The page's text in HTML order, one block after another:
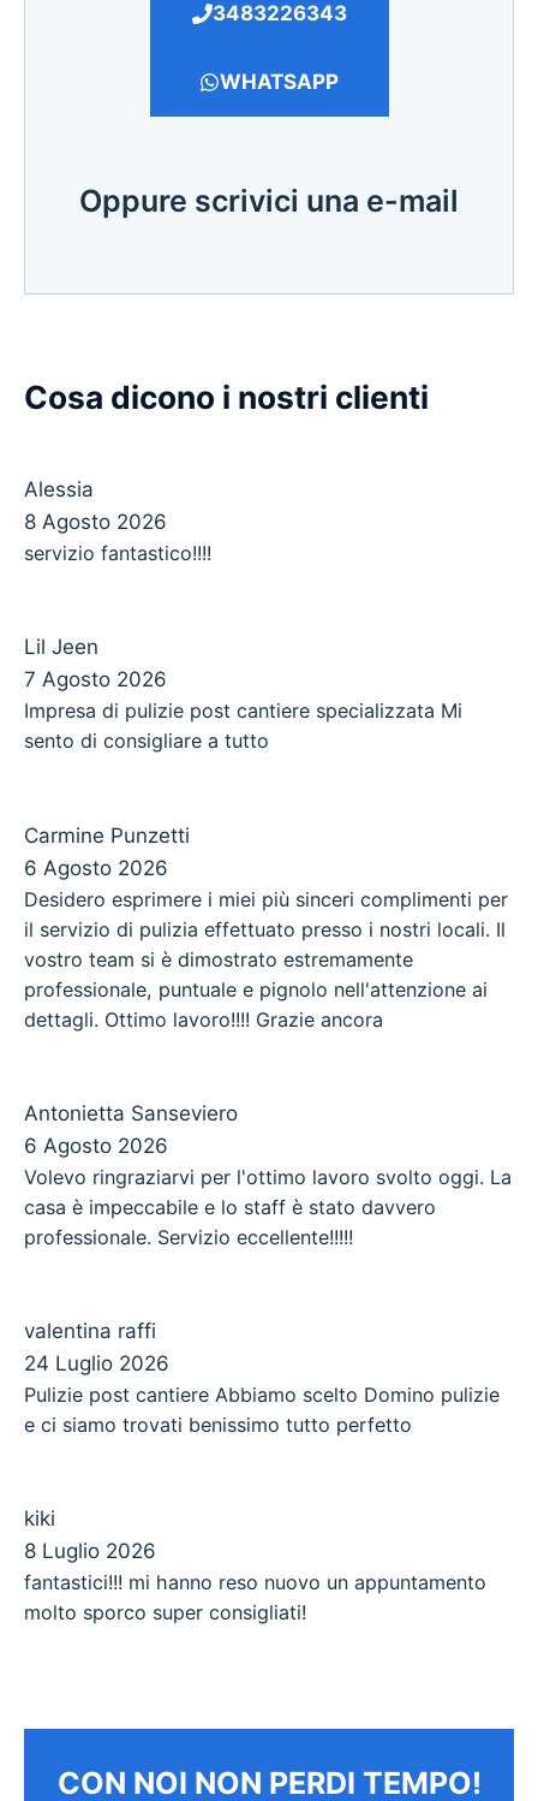
3483226343
WHATSAPP
Oppure scrivici una e-mail
Cosa dicono i nostri clienti
Alessia
8 Agosto 2026
servizio fantastico!!!!
Lil Jeen
7 Agosto 2026
Impresa di pulizie post cantiere specializzata Mi
sento di consigliare a tutto
Carmine Punzetti
6 Agosto 2026
Desidero esprimere i miei più sinceri complimenti per
il servizio di pulizia effettuato presso i nostri locali. Il
vostro team si è dimostrato estremamente
professionale, puntuale e pignolo nell'attenzione ai
dettagli. Ottimo lavoro!!!! Grazie ancora
Antonietta Sanseviero
6 Agosto 2026
Volevo ringraziarvi per l'ottimo lavoro svolto oggi. La
casa è impeccabile e lo staff è stato davvero
professionale. Servizio eccellente!!!!!
valentina raffi
24 Luglio 2026
Pulizie post cantiere Abbiamo scelto Domino pulizie
e ci siamo trovati benissimo tutto perfetto
kiki
8 Luglio 2026
fantastici!!! mi hanno reso nuovo un appuntamento
molto sporco super consigliati!
CON NOI NON PERDI TEMPO!